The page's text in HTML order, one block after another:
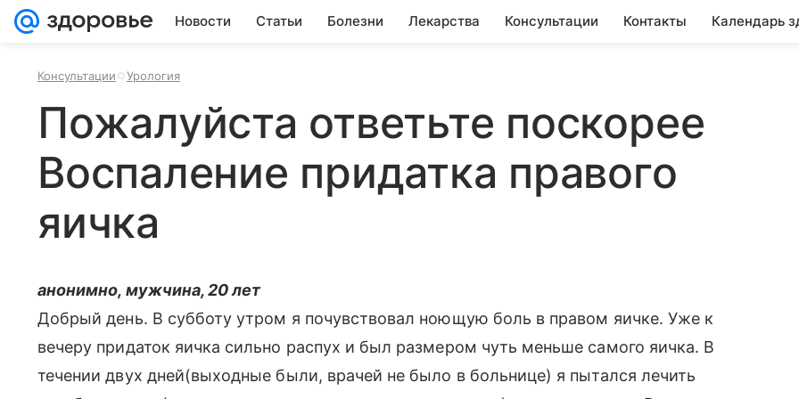
Новости Статьи Болезни Лекарства Консультации Контакты Календарь
Консультации Урология
Пожалуйста ответьте поскорее
Воспаление придатка правого
яичка
анонимно, мужчина, 20 лет
Добрый день. В субботу утром я почувствовал ноющую боль в правом яичке. Уже к
вечеру придаток яичка сильно распух и был размером чуть меньше самого яичка. В
течении двух дней(выходные были, врачей не было в больнице) я пытался лечить